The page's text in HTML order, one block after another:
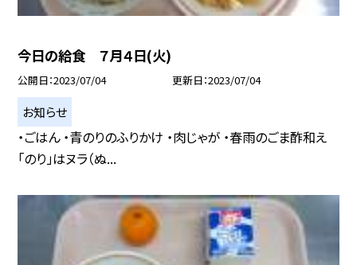
今日の給食 ７月４日(火)
公開日 2023/07/04 更新日 2023/07/04
お知らせ
・ごはん ・青のりのふりかけ ・肉じゃが ・春雨のごま酢和え
「のり」はヌラ（ぬ...